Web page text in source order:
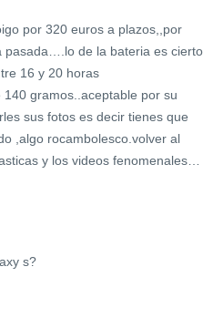
por 320 euros a plazos,,por
pasada….lo de la bateria es cierto
16 y 20 horas
gramos..aceptable por su
sus fotos es decir tienes que
,algo rocambolesco.volver al
y los videos fenomenales…
s?